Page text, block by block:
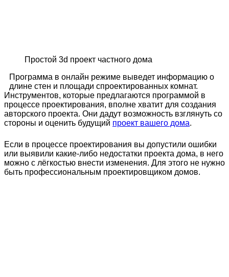
Простой 3d проект частного дома
Программа в онлайн режиме выведет информацию о
длине стен и площади спроектированных комнат.
Инструментов, которые предлагаются программой в
процессе проектирования, вполне хватит для создания
авторского проекта. Они дадут возможность взглянуть со
стороны и оценить будущий проект вашего дома.
Если в процессе проектирования вы допустили ошибки
или выявили какие-либо недостатки проекта дома, в него
можно с лёгкостью внести изменения. Для этого не нужно
быть профессиональным проектировщиком домов.